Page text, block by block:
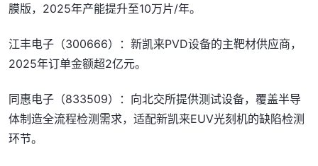
膜版，2025年产能提升至10万片/年。
江丰电子（300666）：新凯来PVD设备的主靶材供应商，
2025年订单金额超2亿元。
同惠电子（833509）：向北交所提供测试设备，覆盖半导
体制造全流程检测需求，适配新凯来EUV光刻机的缺陷检测
环节。